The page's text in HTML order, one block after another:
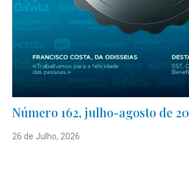
Número 162, julho-agosto de
26 de Julho, 2026